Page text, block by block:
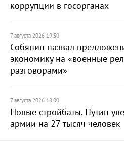
коррупции в госорганах
7 августа 2026 19:30
Собянин назвал
экономику на «военные
разговорами»
7 августа 2026 18:00
Новые стройбаты. Путин
армии на 27 тысяч человек